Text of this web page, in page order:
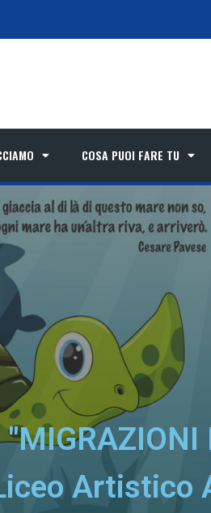
COSA PUOI FARE TU
Artistico